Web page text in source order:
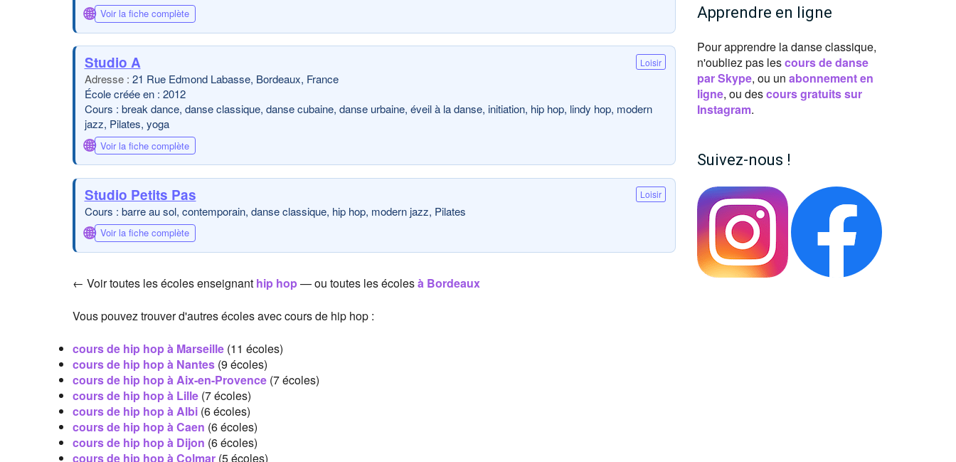
🌐 Voir la fiche complète
Studio A Loisir
21 Rue Edmond Labasse, Bordeaux, France
École créée en : 2012
Cours : break dance, danse classique, danse cubaine, danse urbaine, éveil à la danse, initiation, hip hop, lindy hop, modern
jazz, Pilates, yoga
🌐 Voir la fiche complète
Studio Petits Pas Loisir
Cours : barre au sol, contemporain, danse classique, hip hop, modern jazz, Pilates
🌐 Voir la fiche complète
← Voir toutes les écoles enseignant hip hop— ou toutes les écolesà Bordeaux
Vous pouvez trouver d'autres écoles avec cours de hip hop :
cours de hip hop à Marseille (11 écoles)
cours de hip hop à Nantes (9 écoles)
cours de hip hop à Aix-en-Provence (7 écoles)
cours de hip hop à Lille (7 écoles)
cours de hip hop à Albi (6 écoles)
cours de hip hop à Caen (6 écoles)
cours de hip hop à Dijon (6 écoles)
cours de hip hop à Colmar (5 écoles)
Apprendre en ligne
Pour apprendre la danse classique,
n'oubliez pas lescours de danse
par Skype, ou un abonnement en
ligne, ou descours gratuits sur
Instagram.
Suivez-nous !